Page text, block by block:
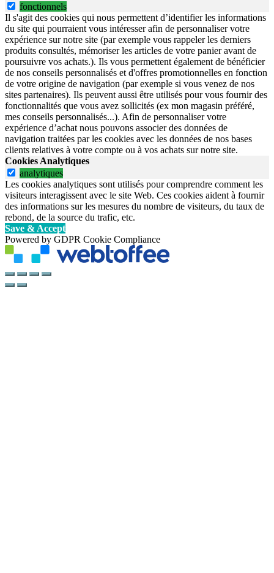
fonctionnels
Il s'agit des cookies qui nous permettent d’identifier les informations
du site qui pourraient vous intéresser afin de personnaliser votre
expérience sur notre site (par exemple vous rappeler les derniers
produits consultés, mémoriser les articles de votre panier avant de
poursuivre vos achats.). Ils vous permettent également de bénéficier
de nos conseils personnalisés et d'offres promotionnelles en fonction
de votre origine de navigation (par exemple si vous venez de nos
sites partenaires). Ils peuvent aussi être utilisés pour vous fournir des
fonctionnalités que vous avez sollicités (ex mon magasin préféré,
mes conseils personnalisés...). Afin de personnaliser votre
expérience d’achat nous pouvons associer des données de
navigation traitées par les cookies avec les données de nos bases
clients relatives à votre compte ou à vos achats sur notre site.
Cookies Analytiques
analytiques
Les cookies analytiques sont utilisés pour comprendre comment les
visiteurs interagissent avec le site Web. Ces cookies aident à fournir
des informations sur les mesures du nombre de visiteurs, du taux de
rebond, de la source du trafic, etc.
Save & Accept
Powered by GDPR Cookie Compliance